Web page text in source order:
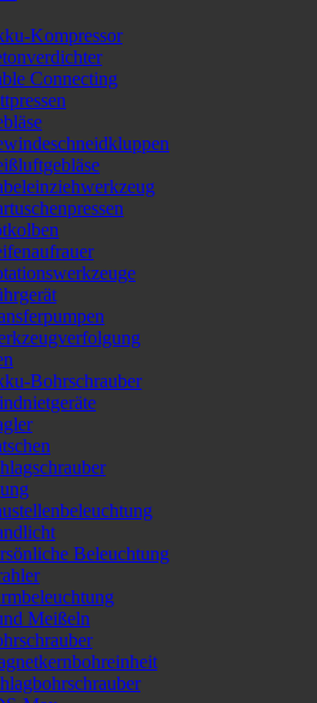
Kompressor
Connecting
Bohrschrauber
Beleuchtung
Meißeln